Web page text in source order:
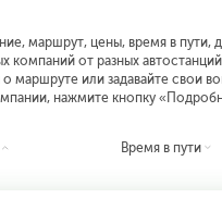
маршрут, цены, время в
компаний от разных
маршруте или задавайте свои
нажмите кнопку
Время в пути